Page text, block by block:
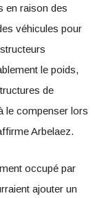
en raison des
véhicules pour
le poids,
de
le compenser lors
Arbelaez.
occupé par
ajouter un